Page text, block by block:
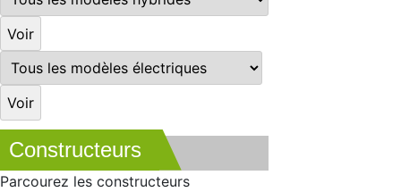
Constructeurs
Parcourez les constructeurs